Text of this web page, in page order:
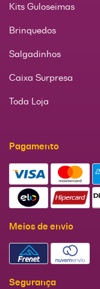
Kits Guloseimas
Brinquedos
Salgadinhos
Caixa Surpresa
Toda Loja
Pagamento
Meios de envio
Segurança